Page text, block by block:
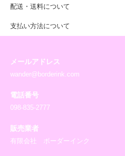
配送・送料について
支払い方法について
メールアドレス
wander@borderink.com
電話番号
098-835-2777
販売業者
有限会社 ボーダーインク